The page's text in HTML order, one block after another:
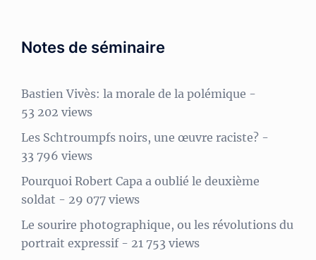
Notes de séminaire
Bastien Vivès: la morale de la polémique -
53 202 views
Les Schtroumpfs noirs, une œuvre raciste? -
33 796 views
Pourquoi Robert Capa a oublié le deuxième
soldat - 29 077 views
Le sourire photographique, ou les révolutions du
portrait expressif- 21 753 views